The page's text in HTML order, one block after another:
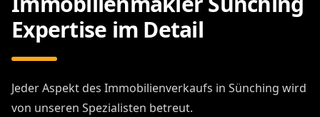
Expertise im Detail
Jeder Aspekt des Immobilienverkaufs in Sünching wird
von unseren Spezialisten betreut.